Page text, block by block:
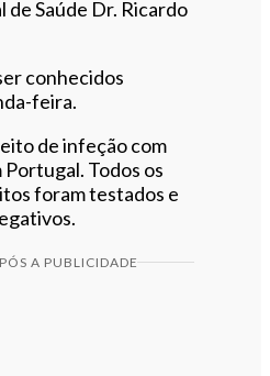
Saúde Dr. Ricardo
conhecidos
feira.
de infeção com
Todos os
foram testados e
A PUBLICIDADE